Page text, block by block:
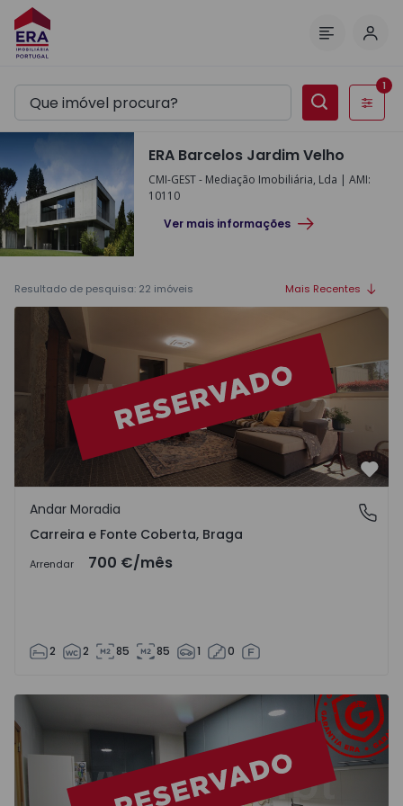
Filtros
1
ERA Barcelos Jardim Velho
CMI-GEST - Mediação Imobiliária, Lda |AMI:
10110
Ver mais informações
Resultado de pesquisa: 22 imóveis Mais Recentes
Carreira e Fonte Coberta, Braga
Andar Moradia
Carreira e Fonte Coberta, Braga
Arrendar 700 €/mês
2 2 85 85 1 0
Apartamento T3 Barcelos, Várzea - 1492026 - 13